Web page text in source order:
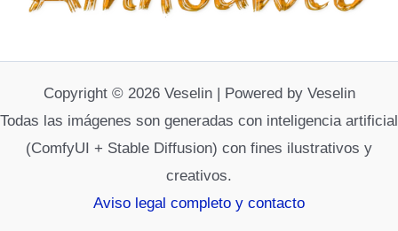
Copyright © 2026 Veselin | Powered by Veselin
Todas las imágenes son generadas con inteligencia artificial
(ComfyUI + Stable Diffusion) con fines ilustrativos y
creativos.
Aviso legal completo y contacto